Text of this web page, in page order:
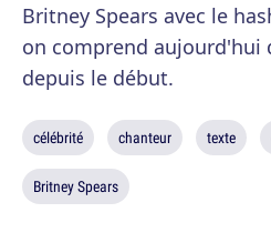
Britney Spears avec le
on comprend aujourd'hui
depuis le début.
célébrité chanteur texte
Britney Spears